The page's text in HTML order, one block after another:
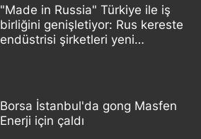
"Made in Russia" Türkiye ile iş
birliğini genişletiyor: Rus kereste
endüstrisi şirketleri yeni
Borsa İstanbul'da gong Masfen
Enerji için çaldı